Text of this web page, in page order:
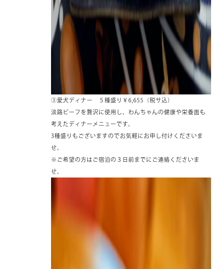
③愛犬ディナー ５種盛り￥6,655（税サ込）
淡路ビーフを贅沢に使用し、わんちゃんの健康や栄養面も
考えたディナーメニューです。
3種盛りもございますのでお気軽にお申し付けくださいま
せ。
※ご希望の方はご宿泊の３日前までにご連絡くださいま
せ。